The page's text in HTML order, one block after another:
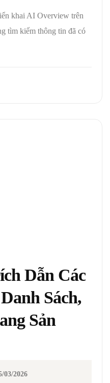
khai AI Overview trên
tìm kiếm thông tin đã có
Dẫn Các
Sách,
Sản
03/2026